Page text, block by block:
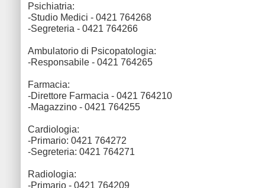
Psichiatria:
-Studio Medici - 0421 764268
-Segreteria - 0421 764266
Ambulatorio di Psicopatologia:
-Responsabile - 0421 764265
Farmacia:
-Direttore Farmacia - 0421 764210
-Magazzino - 0421 764255
Cardiologia:
-Primario: 0421 764272
-Segreteria: 0421 764271
Radiologia:
-Primario - 0421 764209